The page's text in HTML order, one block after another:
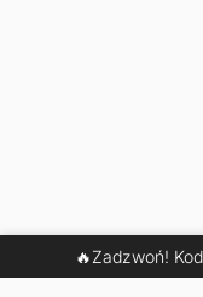
🔥Zadzwoń!